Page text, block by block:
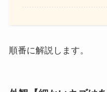
順番に解説します。